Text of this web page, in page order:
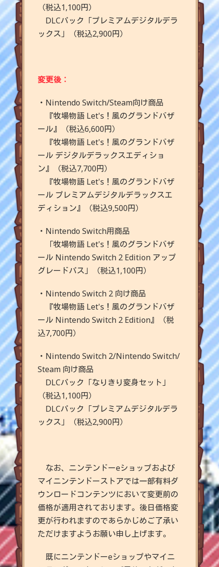
（税込1,100円）
DLCパック「プレミアムデジタルデラ
ックス」（税込2,900円）
変更後：
・Nintendo Switch/Steam向け商品
『牧場物語 Let's！風のグランドバザ
ール』（税込6,600円）
『牧場物語 Let's！風のグランドバザ
ール デジタルデラックスエディショ
ン』（税込7,700円）
『牧場物語 Let's！風のグランドバザ
ール プレミアムデジタルデラックスエ
ディション』（税込9,500円）
・Nintendo Switch用商品
「牧場物語 Let's！風のグランドバザ
ール Nintendo Switch 2 Edition アップ
グレードパス」（税込1,100円）
・Nintendo Switch 2 向け商品
『牧場物語 Let's！風のグランドバザ
ール Nintendo Switch 2 Edition』（税
込7,700円）
・Nintendo Switch 2/Nintendo Switch/
Steam 向け商品
DLCパック「なりきり変身セット」
（税込1,100円）
DLCパック「プレミアムデジタルデラ
ックス」（税込2,900円）
なお、ニンテンドーeショップおよび
マイニンテンドーストアでは一部有料ダ
ウンロードコンテンツにおいて変更前の
価格が適用されております。後日価格変
更が行われますのであらかじめご了承い
ただけますようお願い申し上げます。
既にニンテンドーeショップやマイニ